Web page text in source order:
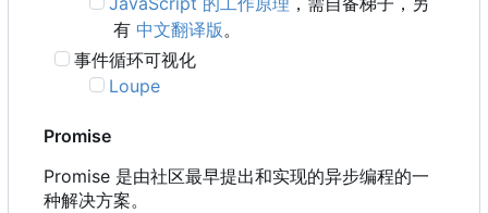
有 中文翻译版 。
事件循环可视化
Loupe
Promise
Promise 是由社区最早提出和实现的异步编程的一
种解决方案。